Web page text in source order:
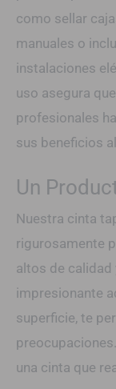
como sellar
manuales o
instalaciones
uso asegura
profesionales
sus beneficios
Un
Nuestra cinta
rigurosamente
altos de calidad
impresionante
superficie, te
una cinta que